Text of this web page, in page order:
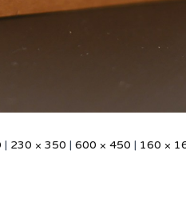
| 230 × 350 | 600 × 450 | 160 ×